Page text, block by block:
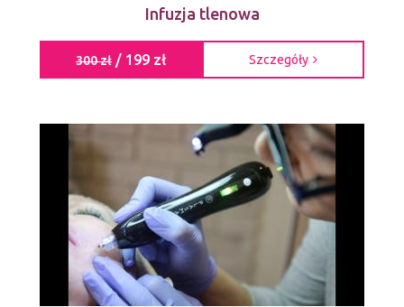
Infuzja tlenowa
300 zł / 199 zł Szczegóły